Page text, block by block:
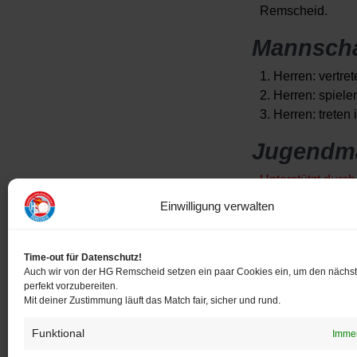
Einwilligung verwalten
Time-out für Datenschutz!
Auch wir von der HG Remscheid setzen ein paar Cookies ein, um den
perfekt vorzubereiten.
Mit deiner Zustimmung läuft das Match fair, sicher und rund.
Funktional
Remscheid.
1. Herren:
2. Herren:
3. Herren: treten
Unterstützt
Jugendlichen
Bei den
sie den Ball
Leistungsdruck.
Weitere